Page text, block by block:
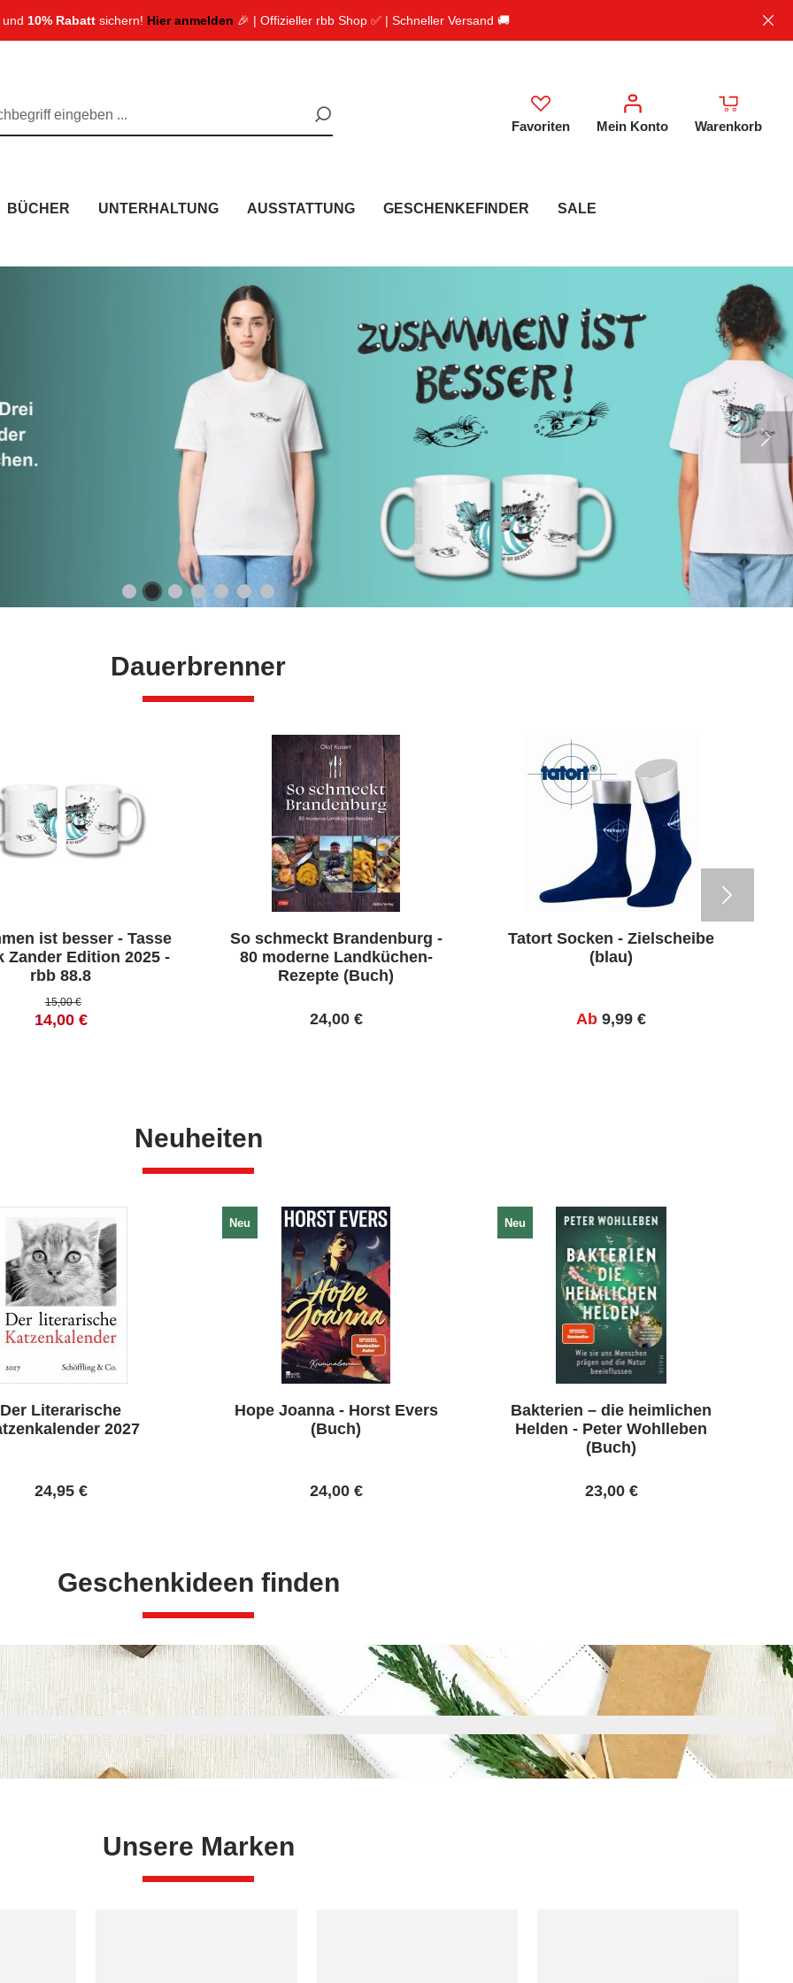
10% Rabatt sichern! Hier anmelden 🎉 | Offizieller rbb Shop ✅ | Schneller Versand 🚚
Favoriten Mein Konto Warenkorb
BÜCHER UNTERHALTUNG AUSSTATTUNG GESCHENKEFINDER SALE
Dauerbrenner
ist besser - Tasse
Zander Edition 2025 -
rbb 88.8
15,00 €
14,00 €
So schmeckt Brandenburg -
80 moderne Landküchen-
Rezepte (Buch)
24,00 €
Tatort Socken - Zielscheibe
(blau)
Ab 9,99 €
Neuheiten
Der Literarische
2027
24,95 €
Neu
Hope Joanna - Horst Evers
(Buch)
24,00 €
Neu
Bakterien – die heimlichen
Helden - Peter Wohlleben
(Buch)
23,00 €
Geschenkideen finden
Unsere Marken